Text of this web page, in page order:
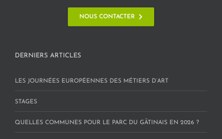
NOUS CONTACTER
DERNIERS ARTICLES
LES JOURNÉES EUROPÉENNES DES MÉTIERS D’ART
STAGES
QUELLES COMMUNES POUR LE PARC DU GÂTINAIS EN 2026 ?